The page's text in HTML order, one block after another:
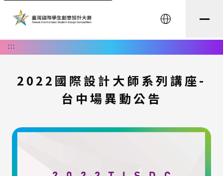
English
:::
2022國際設計大師系列講座-
台中場異動公告